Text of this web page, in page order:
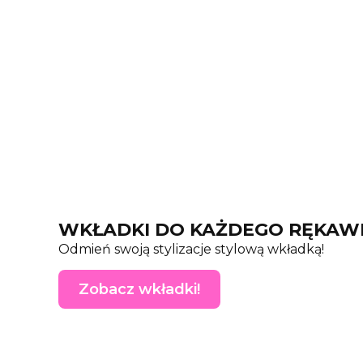
WKŁADKI DO KAŻDEGO
Odmień swoją stylizacje stylową wkładką!
Zobacz wkładki!